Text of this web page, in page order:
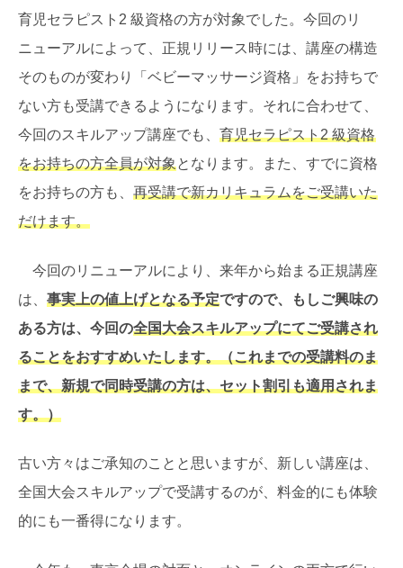
育児セラピスト2 級資格の方が対象でした。今回のリ
ニューアルによって、正規リリース時には、講座の構造
そのものが変わり「ベビーマッサージ資格」をお持ちで
ない方も受講できるようになります。それに合わせて、
今回のスキルアップ講座でも、育児セラピスト2 級資格
をお持ちの方全員が対象となります。また、すでに資格
をお持ちの方も、再受講で新カリキュラムをご受講いた
だけます。
今回のリニューアルにより、来年から始まる正規講座
は、事実上の値上げとなる予定ですので、もしご興味の
ある方は、今回の全国大会スキルアップにてご受講され
ることをおすすめいたします。（これまでの受講料のま
まで、新規で同時受講の方は、セット割引も適用されま
す。）
古い方々はご承知のことと思いますが、新しい講座は、
全国大会スキルアップで受講するのが、料金的にも体験
的にも一番得になります。